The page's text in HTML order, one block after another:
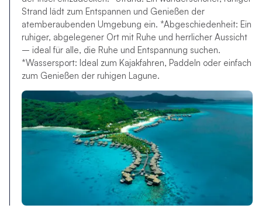
Strand lädt zum Entspannen und Genießen der
atemberaubenden Umgebung ein. *Abgeschiedenheit: Ein
ruhiger, abgelegener Ort mit Ruhe und herrlicher Aussicht
– ideal für alle, die Ruhe und Entspannung suchen.
*Wassersport: Ideal zum Kajakfahren, Paddeln oder einfach
zum Genießen der ruhigen Lagune.